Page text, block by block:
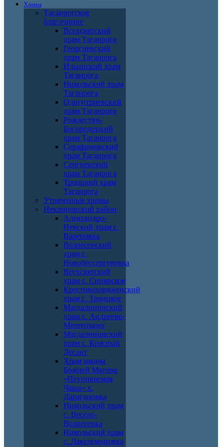
Храмы
Таганрогское
благочиние
Всехсвятский
храм Таганрога
Георгиевский
храм Таганрога
Ильинский храм
Таганрога
Никольский храм
Таганрога
Одигитриевский
храм Таганрога
Рождество-
Богородицкий
храм Таганрога
Серафимовский
храм Таганрога
Сергиевский
храм Таганрога
Троицкий храм
Таганрога
Утраченные храмы
Неклиновский район
Александро-
Невский храм с.
Вареновка
Вознесенский
храм с.
Новобессергеневка
Всехсвятский
храм с. Синявское
Крестовоздвиженский
храм с. Троицкое
Магдалининский
храм с. Андреево-
Мелентьево
Магдалининский
храм с. Красный
Десант
Храм иконы
Божией Матери
«Неупиваемая
Чаша» х.
Дарагановка
Никольский храм
с. Весело-
Вознесенка
Никольский храм
с. Лакедемоновка